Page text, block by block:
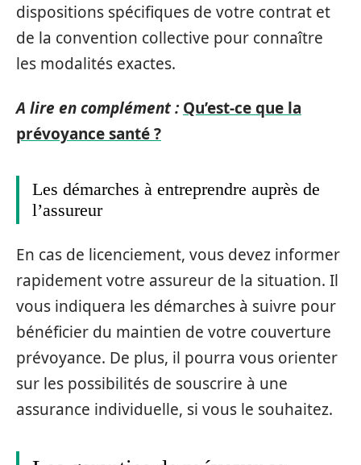
dispositions spécifiques de votre contrat et
de la convention collective pour connaître
les modalités exactes.
A lire en complément : Qu’est-ce que la
prévoyance santé ?
Les démarches à entreprendre auprès de
l’assureur
En cas de licenciement, vous devez informer
rapidement votre assureur de la situation. Il
vous indiquera les démarches à suivre pour
bénéficier du maintien de votre couverture
prévoyance. De plus, il pourra vous orienter
sur les possibilités de souscrire à une
assurance individuelle, si vous le souhaitez.